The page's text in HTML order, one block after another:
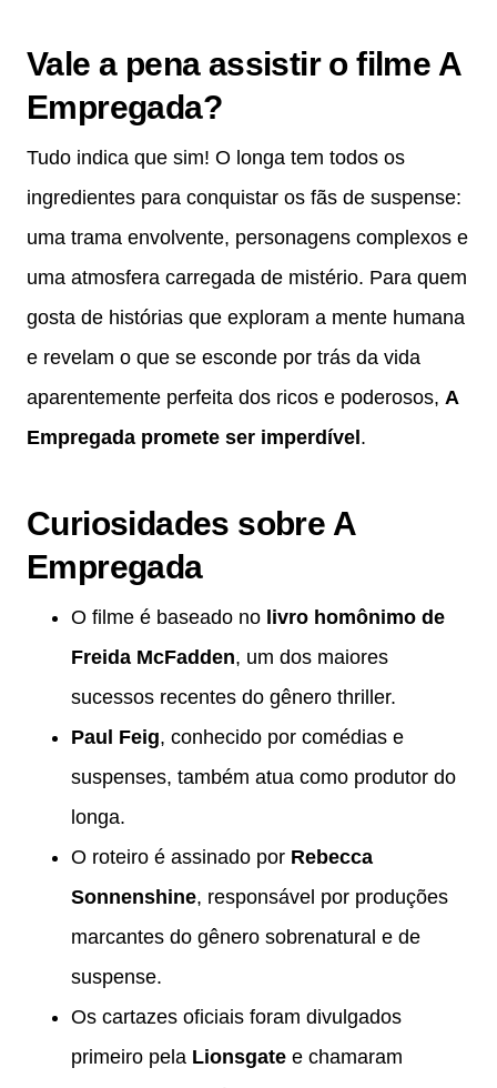
Vale a pena assistir o filme A
Empregada?
Tudo indica que sim! O longa tem todos os
ingredientes para conquistar os fãs de suspense:
uma trama envolvente, personagens complexos e
uma atmosfera carregada de mistério. Para quem
gosta de histórias que exploram a mente humana
e revelam o que se esconde por trás da vida
aparentemente perfeita dos ricos e poderosos, A
Empregada promete ser imperdível .
Curiosidades sobre A
Empregada
O filme é baseado no livro homônimo de
Freida McFadden, um dos maiores
sucessos recentes do gênero thriller.
Paul Feig, conhecido por comédias e
suspenses, também atua como produtor do
longa.
O roteiro é assinado por Rebecca
Sonnenshine, responsável por produções
marcantes do gênero sobrenatural e de
suspense.
Os cartazes oficiais foram divulgados
primeiro pela Lionsgate e chamaram